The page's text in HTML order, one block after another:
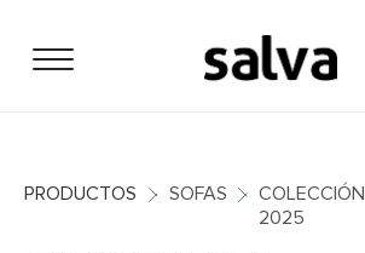
PRODUCTOS SOFAS
COLECCIÓN
2025